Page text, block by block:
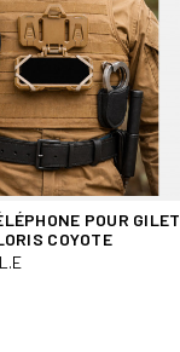
POUR GILET
COYOTE